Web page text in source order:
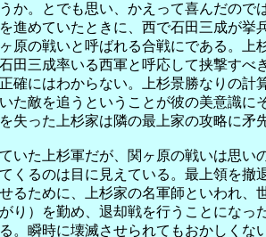
か。とでも思い、かえって喜んだので
進めていたときに、西で石田三成が挙
原の戦いと呼ばれる合戦にである。上
田三成率いる西軍と呼応して挟撃すべ
確にはわからない。上杉景勝なりの計
た敵を追うということが彼の美意識に
失った上杉家は隣の最上家の攻略に矛
いた上杉軍だが、関ヶ原の戦いは思い
くるのは目に見えている。最上領を撤
るために、上杉家の名軍師といわれ、
り）を勤め、退却戦を行うことになっ
。瞬時に壊滅させられてもおかしくな